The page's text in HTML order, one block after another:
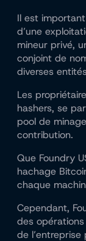
Il est
d’une
mineur privé,
conjoint de
diverses
Les
hashers, se
pool de
contribution.
Que Foundry
hachage
chaque
Cependant,
des
de